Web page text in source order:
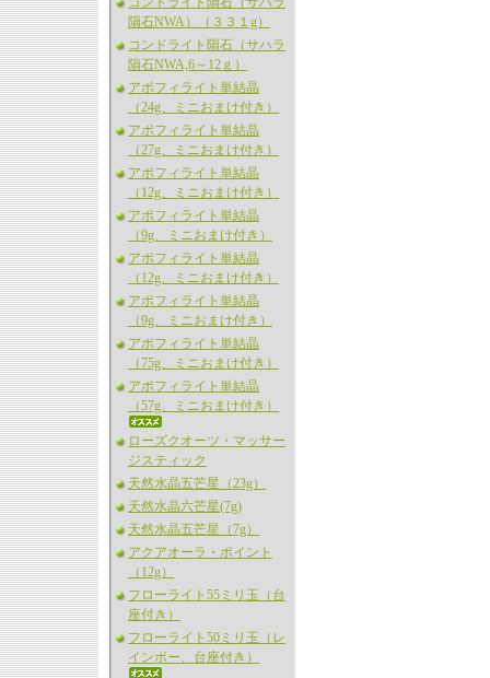
隕石NWA）（３３１g）
コンドライト隕石（サハラ
隕石NWA,6～12ｇ）
アポフィライト単結晶
（24g、ミニおまけ付き）
アポフィライト単結晶
（27g、ミニおまけ付き）
アポフィライト単結晶
（12g、ミニおまけ付き）
アポフィライト単結晶
（9g、ミニおまけ付き）
アポフィライト単結晶
（12g、ミニおまけ付き）
アポフィライト単結晶
（9g、ミニおまけ付き）
アポフィライト単結晶
（75g、ミニおまけ付き）
アポフィライト単結晶
（57g、ミニおまけ付き）
ローズクオーツ・マッサー
ジスティック
天然水晶五芒星（23g）
天然水晶六芒星(7g)
天然水晶五芒星（7g）
アクアオーラ・ポイント
（12g）
フローライト55ミリ玉（台
座付き）
フローライト50ミリ玉（レ
インボー、台座付き）